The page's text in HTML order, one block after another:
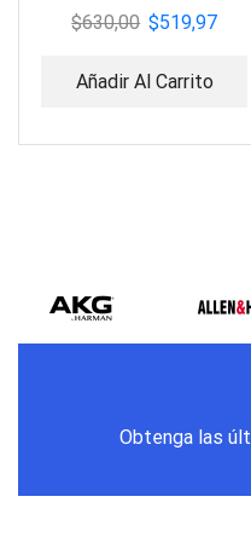
Inalámbrico
$630,00 $519,97
Añadir Al Carrito
Obtenga las